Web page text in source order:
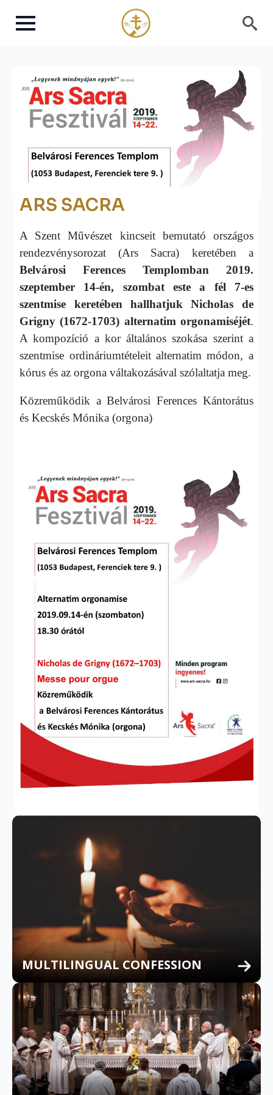
ARS SACRA
A Szent Művészet kincseit bemutató országos
rendezvénysorozat (Ars Sacra) keretében a
Belvárosi Ferences Templomban 2019.
szeptember 14-én, szombat este a fél 7-es
szentmise keretében hallhatjuk Nicholas de
Grigny (1672-1703) alternatim orgonamiséjét.
A kompozíció a kor általános szokása szerint a
szentmise ordináriumtételeit alternatim módon, a
kórus és az orgona váltakozásával szólaltatja meg.
Közreműködik a Belvárosi Ferences Kántorátus
és Kecskés Mónika (orgona)
MULTILINGUAL CONFESSION